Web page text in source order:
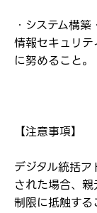
・システム構
情報セキュリ
に努めること。
【注意事項】
デジタル統括
された場合、
制限に抵触する